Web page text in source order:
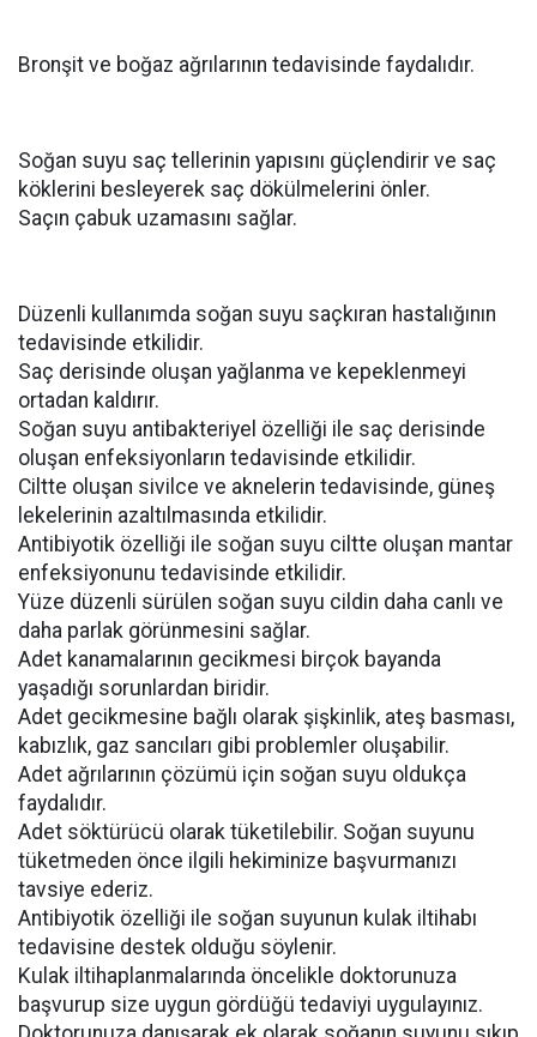
Bronşit ve boğaz ağrılarının tedavisinde faydalıdır.
Soğan suyu saç tellerinin yapısını güçlendirir ve saç
köklerini besleyerek saç dökülmelerini önler.
Saçın çabuk uzamasını sağlar.
Düzenli kullanımda soğan suyu saçkıran hastalığının
tedavisinde etkilidir.
Saç derisinde oluşan yağlanma ve kepeklenmeyi
ortadan kaldırır.
Soğan suyu antibakteriyel özelliği ile saç derisinde
oluşan enfeksiyonların tedavisinde etkilidir.
Ciltte oluşan sivilce ve aknelerin tedavisinde, güneş
lekelerinin azaltılmasında etkilidir.
Antibiyotik özelliği ile soğan suyu ciltte oluşan mantar
enfeksiyonunu tedavisinde etkilidir.
Yüze düzenli sürülen soğan suyu cildin daha canlı ve
daha parlak görünmesini sağlar.
Adet kanamalarının gecikmesi birçok bayanda
yaşadığı sorunlardan biridir.
Adet gecikmesine bağlı olarak şişkinlik, ateş basması,
kabızlık, gaz sancıları gibi problemler oluşabilir.
Adet ağrılarının çözümü için soğan suyu oldukça
faydalıdır.
Adet söktürücü olarak tüketilebilir. Soğan suyunu
tüketmeden önce ilgili hekiminize başvurmanızı
tavsiye ederiz.
Antibiyotik özelliği ile soğan suyunun kulak iltihabı
tedavisine destek olduğu söylenir.
Kulak iltihaplanmalarında öncelikle doktorunuza
başvurup size uygun gördüğü tedaviyi uygulayınız.